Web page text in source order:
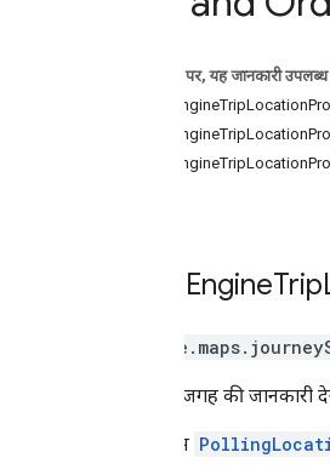
इस पेज पर, यह जानकारी
EngineTrip
यात्रा की जगह की जानकारी
यह क्लास